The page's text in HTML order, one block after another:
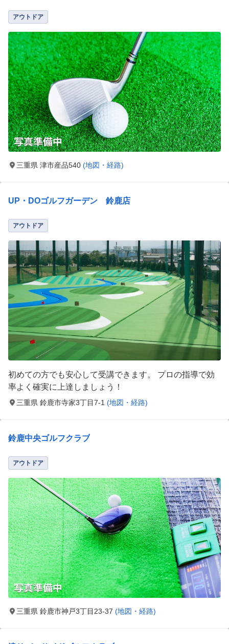
アウトドア
三重県 津市産品540 (地図・経路)
UP・DOゴルフガーデン 鈴鹿店
アウトドア
初めての方でも安心して受講できます。 プロの指導で効
率よく確実に上達しましょう！
三重県 鈴鹿市寺家3丁目7-1 (地図・経路)
鈴鹿中央ゴルフクラブ
アウトドア
三重県 鈴鹿市神戸3丁目23-37 (地図・経路)